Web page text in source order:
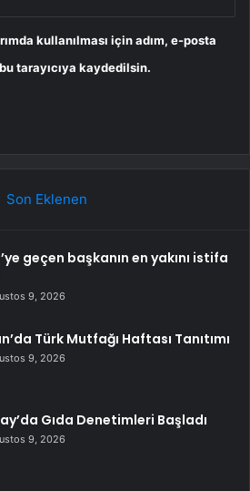
kullanılması için adım, e-posta
tarayıcıya kaydedilsin.
Son Eklenen
geçen başkanın en yakını istifa
9, 2026
Türk Mutfağı Haftası Tanıtımı
9, 2026
Gıda Denetimleri Başladı
9, 2026